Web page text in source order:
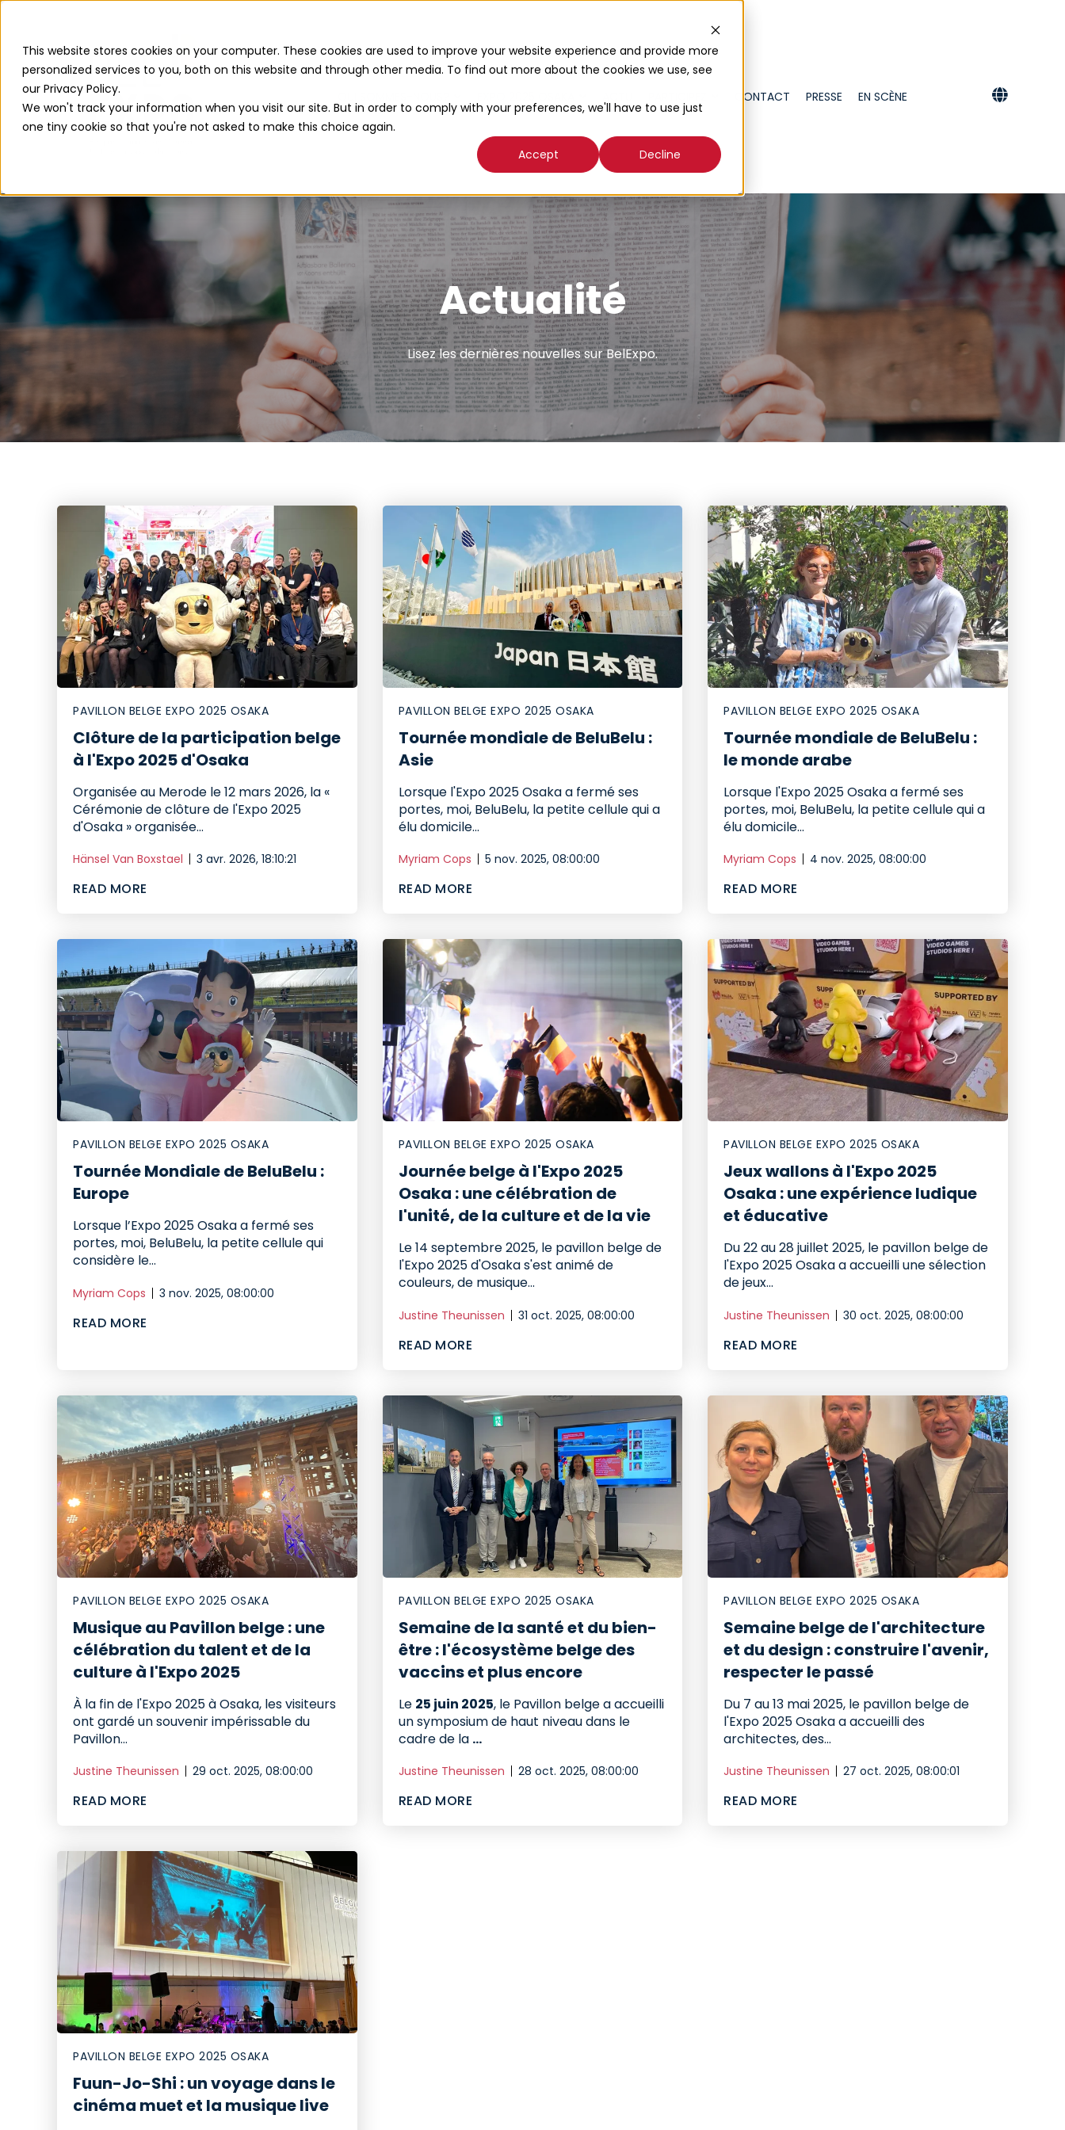
This website stores cookies on your computer. These cookies are used to improve your website experience and provide more
personalized services to you, both on this website and through other media. To find out more about the cookies we use, see
our Privacy Policy.
We won't track your information when you visit our site. But in order to comply with your preferences, we'll have to use just
one tiny cookie so that you're not asked to make this choice again.
Accept
Decline
CONTACT PRESSE EN SCÈNE
Actualité
Lisez les dernières nouvelles sur BelExpo.
PAVILLON BELGE EXPO 2025 OSAKA
Clôture de la participation belge
à l'Expo 2025 d'Osaka
Organisée au Merode le 12 mars 2026, la «
Cérémonie de clôture de l'Expo 2025
d'Osaka » organisée...
Hänsel Van Boxstael 3 avr. 2026, 18:10:21
READ MORE
PAVILLON BELGE EXPO 2025 OSAKA
Tournée mondiale de BeluBelu :
Asie
Lorsque l'Expo 2025 Osaka a fermé ses
portes, moi, BeluBelu, la petite cellule qui a
élu domicile...
Myriam Cops 5 nov. 2025, 08:00:00
READ MORE
PAVILLON BELGE EXPO 2025 OSAKA
Tournée mondiale de BeluBelu :
le monde arabe
Lorsque l'Expo 2025 Osaka a fermé ses
portes, moi, BeluBelu, la petite cellule qui a
élu domicile...
Myriam Cops 4 nov. 2025, 08:00:00
READ MORE
PAVILLON BELGE EXPO 2025 OSAKA
Tournée Mondiale de BeluBelu :
Europe
Lorsque l’Expo 2025 Osaka a fermé ses
portes, moi, BeluBelu, la petite cellule qui
considère le...
Myriam Cops 3 nov. 2025, 08:00:00
READ MORE
PAVILLON BELGE EXPO 2025 OSAKA
Journée belge à l'Expo 2025
Osaka : une célébration de
l'unité, de la culture et de la vie
Le 14 septembre 2025, le pavillon belge de
l'Expo 2025 d'Osaka s'est animé de
couleurs, de musique...
Justine Theunissen 31 oct. 2025, 08:00:00
READ MORE
PAVILLON BELGE EXPO 2025 OSAKA
Jeux wallons à l'Expo 2025
Osaka : une expérience ludique
et éducative
Du 22 au 28 juillet 2025, le pavillon belge de
l'Expo 2025 Osaka a accueilli une sélection
de jeux...
Justine Theunissen 30 oct. 2025, 08:00:00
READ MORE
PAVILLON BELGE EXPO 2025 OSAKA
Musique au Pavillon belge : une
célébration du talent et de la
culture à l'Expo 2025
À la fin de l'Expo 2025 à Osaka, les visiteurs
ont gardé un souvenir impérissable du
Pavillon...
Justine Theunissen 29 oct. 2025, 08:00:00
READ MORE
PAVILLON BELGE EXPO 2025 OSAKA
Semaine de la santé et du bien-
être : l'écosystème belge des
vaccins et plus encore
Le 25 juin 2025, le Pavillon belge a accueilli
un symposium de haut niveau dans le
cadre de la ...
Justine Theunissen 28 oct. 2025, 08:00:00
READ MORE
PAVILLON BELGE EXPO 2025 OSAKA
Semaine belge de l'architecture
et du design : construire l'avenir,
respecter le passé
Du 7 au 13 mai 2025, le pavillon belge de
l'Expo 2025 Osaka a accueilli des
architectes, des...
Justine Theunissen 27 oct. 2025, 08:00:01
READ MORE
PAVILLON BELGE EXPO 2025 OSAKA
Fuun-Jo-Shi : un voyage dans le
cinéma muet et la musique live